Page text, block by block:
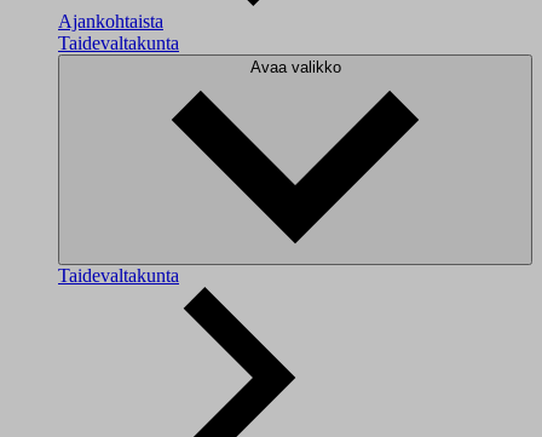
Ajankohtaista
Taidevaltakunta
Avaa valikko
Taidevaltakunta